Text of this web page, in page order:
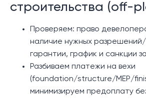
строительства (off-
Проверяем: право
наличие нужных разрешений/
гарантии, график и санкции
Разбиваем платежи на вехи
(foundation/structure/MEP/
минимизируем предоплату